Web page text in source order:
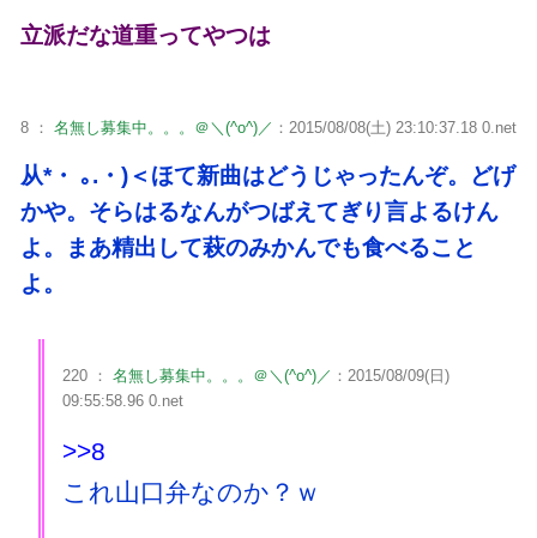
立派だな道重ってやつは
8 ： 名無し募集中。。。＠＼(^o^)／ ：2015/08/08(土) 23:10:37.18 0.net
从*・ ｡.・)＜ほて新曲はどうじゃったんぞ。どげ
かや。そらはるなんがつばえてぎり言よるけん
よ。まあ精出して萩のみかんでも食べること
よ。
220 ： 名無し募集中。。。＠＼(^o^)／ ：2015/08/09(日)
09:55:58.96 0.net
>>8
これ山口弁なのか？ｗ